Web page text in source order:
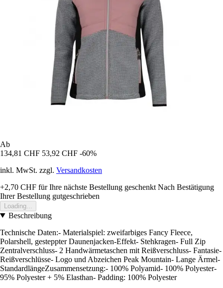
Ab
134,81 CHF 53,92 CHF -60%
inkl. MwSt. zzgl. Versandkosten
+2,70 CHF für Ihre nächste Bestellung geschenkt Nach Bestätigung
Ihrer Bestellung gutgeschrieben
Loading...
Beschreibung
Technische Daten:- Materialspiel: zweifarbiges Fancy Fleece,
Polarshell, gesteppter Daunenjacken-Effekt- Stehkragen- Full Zip
Zentralverschluss- 2 Handwärmetaschen mit Reißverschluss- Fantasie-
Reißverschlüsse- Logo und Abzeichen Peak Mountain- Lange Ärmel-
StandardlängeZusammensetzung:- 100% Polyamid- 100% Polyester-
95% Polyester + 5% Elasthan- Padding: 100% Polyester